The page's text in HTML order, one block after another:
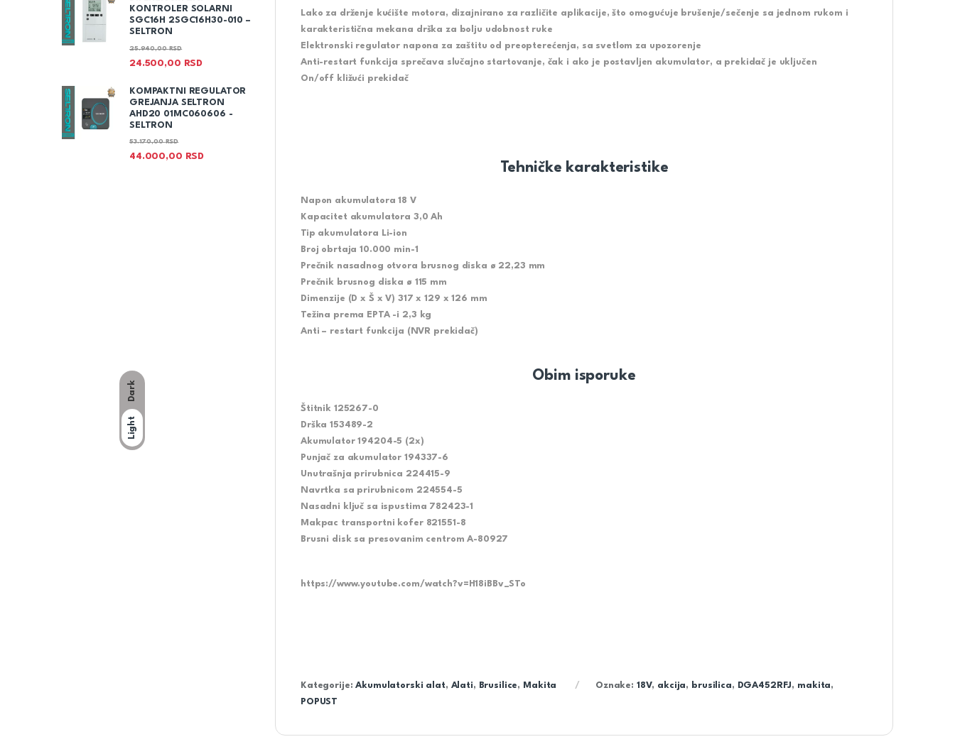
Dark
Light
Lako za drženje kućište motora, dizajnirano za različite aplikacije, što omogućuje brušenje/sečenje sa jednom rukom i
karakteristična mekana drška za bolju udobnost ruke
Elektronski regulator napona za zaštitu od preopterećenja, sa svetlom za upozorenje
Anti-restart funkcija sprečava slučajno startovanje, čak i ako je postavljen akumulator, a prekidač je uključen
On/off kližući prekidač
Tehničke karakteristike
Napon akumulatora 18 V
Kapacitet akumulatora 3,0 Ah
Tip akumulatora Li-ion
Broj obrtaja 10.000 min-1
Prečnik nasadnog otvora brusnog diska ø 22,23 mm
Prečnik brusnog diska ø 115 mm
Dimenzije (D x Š x V) 317 x 129 x 126 mm
Težina prema EPTA -i 2,3 kg
Anti – restart funkcija (NVR prekidač)
Obim isporuke
Štitnik 125267-0
Drška 153489-2
Akumulator 194204-5 (2x)
Punjač za akumulator 194337-6
Unutrašnja prirubnica 224415-9
Navrtka sa prirubnicom 224554-5
Nasadni ključ sa ispustima 782423-1
Makpac transportni kofer 821551-8
Brusni disk sa presovanim centrom A-80927
https://www.youtube.com/watch?v=H18iBBv_STo
Kategorije:Akumulatorski alat, Alati, Brusilice, Makita Oznake: 18V, akcija, brusilica, DGA452RFJ, makita,
POPUST
KONTROLER SOLARNI
SGC16H 2SGC16H30-010 –
SELTRON
24.500,00 RSD
25.940,00RSD
KOMPAKTNI REGULATOR
GREJANJA SELTRON
AHD20 01MC060606 -
SELTRON
44.000,00 RSD
53.170,00RSD